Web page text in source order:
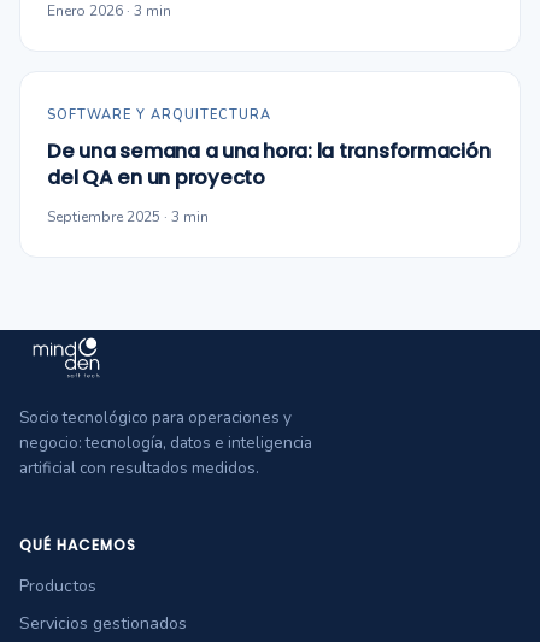
Enero 2026 · 3 min
SOFTWARE Y ARQUITECTURA
De una semana a una hora: la transformación
del QA en un proyecto
Septiembre 2025 · 3 min
Socio tecnológico para operaciones y
negocio: tecnología, datos e inteligencia
artificial con resultados medidos.
QUÉ HACEMOS
Productos
Servicios gestionados